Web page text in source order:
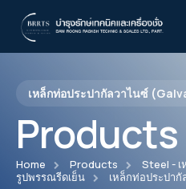
Home
About Us
Products
เหล็กท่อประปากัลวาไนซ์
Products
Home Products Steel -
รูปพรรณรีดเย็น
เหล็กท่อประปา